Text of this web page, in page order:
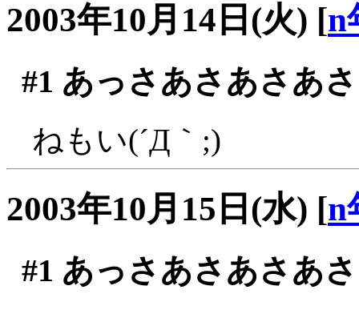
2003年10月14日(火) [n
#1 あっさあさあさあ
ねもい(´Д｀;)
2003年10月15日(水) [n
#1 あっさあさあさあ